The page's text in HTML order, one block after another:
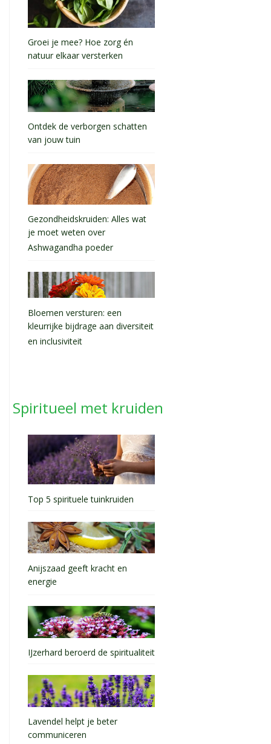
Groei je mee? Hoe zorg én
natuur elkaar versterken
Ontdek de verborgen schatten
van jouw tuin
Gezondheidskruiden: Alles wat
je moet weten over
Ashwagandha poeder
Bloemen versturen: een
kleurrijke bijdrage aan diversiteit
en inclusiviteit
Spiritueel met kruiden
Top 5 spirituele tuinkruiden
Anijszaad geeft kracht en
energie
IJzerhard beroerd de spiritualiteit
Lavendel helpt je beter
communiceren